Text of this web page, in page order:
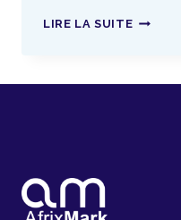
LIRE LA SUITE